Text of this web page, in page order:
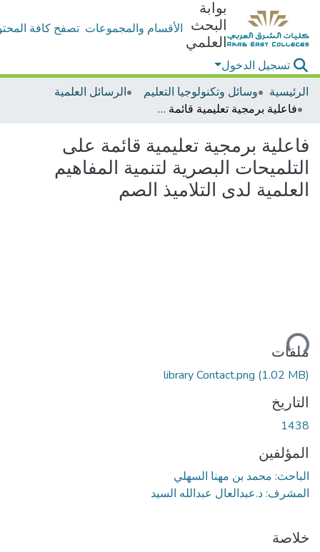
بوابة
البحث
العلمي
الأقسام والمجموعات تصفح كافة
تسجيل الدخول
الرئيسية
وسائل وتكنولوجيا التعليم
الرسائل العلمية
فاعلية برمجية تعليمية قائمة على التلميحات البصرية لتنمية المفاهيم العلمية لدى التلاميذ الصم
فاعلية برمجية تعليمية قائمة على
التلميحات البصرية لتنمية المفاهيم
العلمية لدى التلاميذ الصم
ملفات
library Contact.png (1.02 MB)
التاريخ
1438
المؤلفين
الباحث: محمد بن مهنا السهلي
المشرف: د.عبدالعال عبدالله السيد
خلاصة